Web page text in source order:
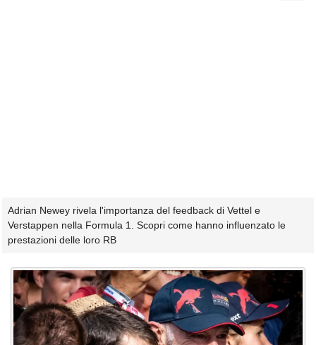
Adrian Newey rivela l'importanza del feedback di Vettel e
Verstappen nella Formula 1. Scopri come hanno influenzato le
prestazioni delle loro RB